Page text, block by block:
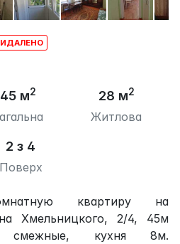
45 м2 28 м2
Житлова
2 з 4
Поверх
квартиру на
Хмельницкого, 2/4, 45м
смежные, кухня 8м.